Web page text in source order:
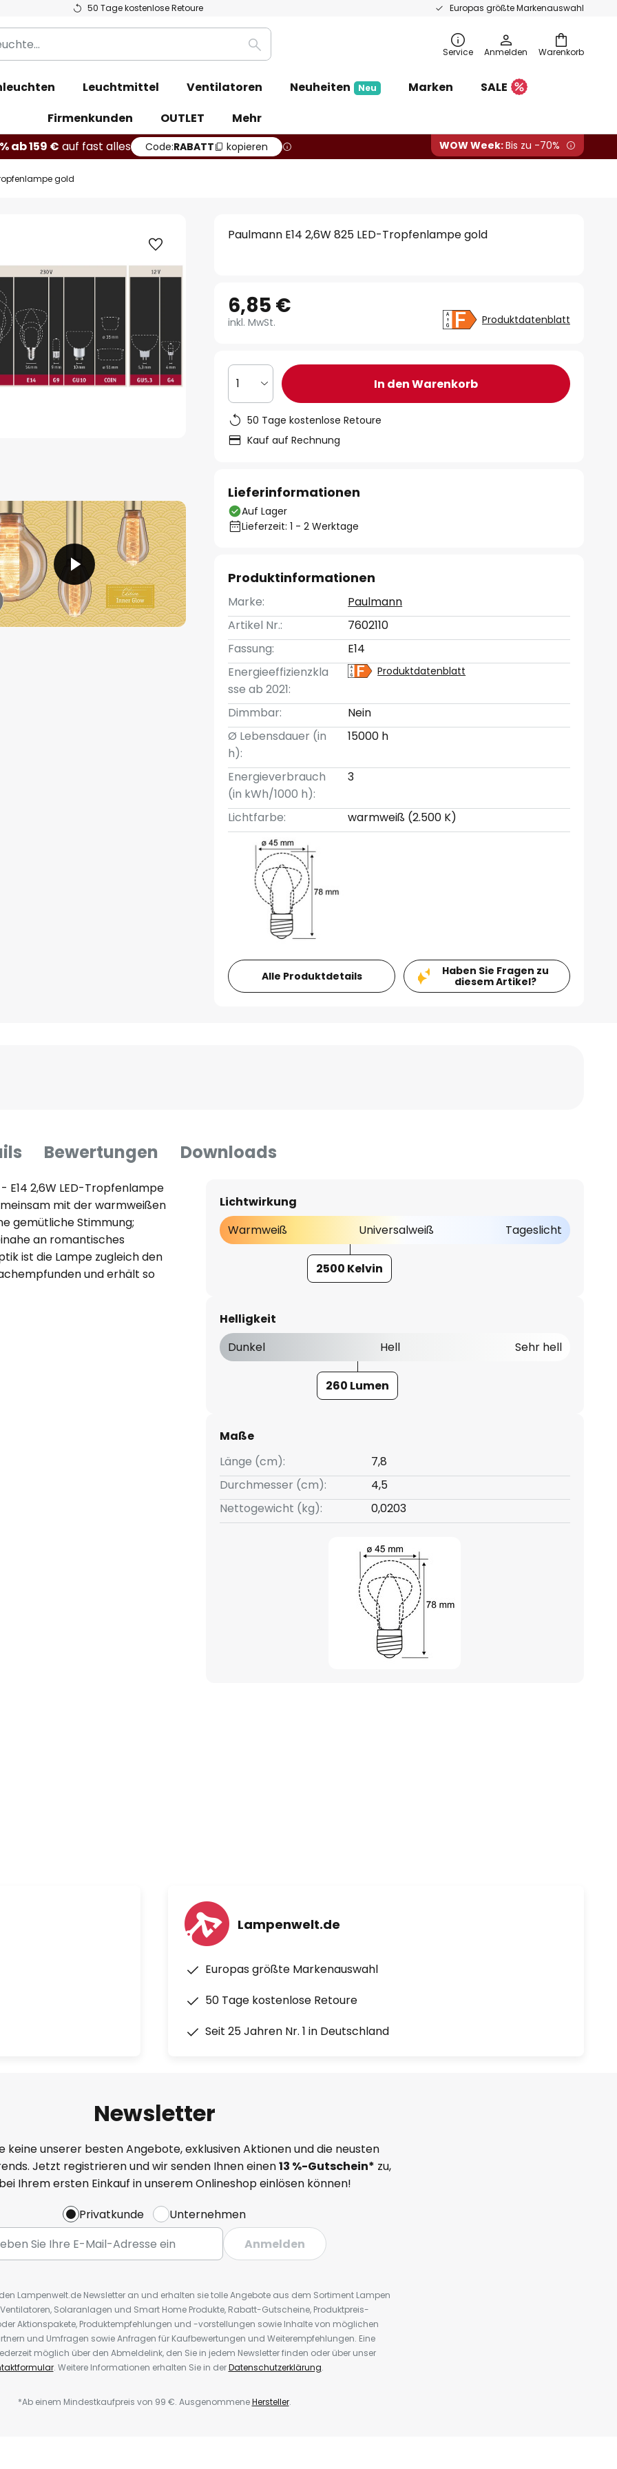
50 Tage kostenlose Retoure Europas größte Markenauswahl
Warenkorb
Suche Service Anmelden
Leuchtmittel Ventilatoren Neuheiten Neu Marken
SALE
Firmenkunden
OUTLET
Mehr
ab 159 € auf fast alles Code:RABATT kopieren WOW Week:Bis zu -70%
gold
Paulmann E14 2,6W 825 LED-Tropfenlampe gold
6,85 €
inkl. MwSt. Produktdatenblatt
1 In den Warenkorb
50 Tage kostenlose Retoure
Kauf auf Rechnung
Lieferinformationen
Auf Lager
Lieferzeit: 1 - 2 Werktage
Produktinformationen
Marke:
Paulmann
Artikel Nr.:
7602110
Fassung:
E14
Energieeffizienzkla
sse ab 2021:
Produktdatenblatt
Dimmbar:
Nein
Ø Lebensdauer (in
h):
15000 h
Energieverbrauch
(in kWh/1000 h):
3
Lichtfarbe: warmweiß (2.500 K)
Alle Produktdetails
Haben Sie Fragen zu
diesem Artikel?
Bewertungen Downloads
E14 2,6W LED-Tropfenlampe
mit der warmweißen
gemütliche Stimmung;
an romantisches
ist die Lampe zugleich den
und erhält so
zur Akzentbeleuchtung und
- effiziente LED-
Lichtwirkung
Warmweiß
Universalweiß Tageslicht
2500 Kelvin
Helligkeit
Dunkel
Hell Sehr hell
260 Lumen
Maße
Länge (cm):
7,8
Durchmesser (cm):
4,5
Nettogewicht (kg):
0,0203
Lampenwelt.de
Europas größte Markenauswahl
50 Tage kostenlose Retoure
Seit 25 Jahren Nr. 1 in Deutschland
Newsletter
keine unserer besten Angebote, exklusiven Aktionen und die neusten
Jetzt registrieren und wir senden Ihnen einen13 %-Gutschein* zu,
Ihrem ersten Einkauf in unserem Onlineshop einlösen können!
Privatkunde
Unternehmen
Anmelden
Lampenwelt.de Newsletter an und erhalten sie tolle Angebote aus dem Sortiment Lampen
Solaranlagen und Smart Home Produkte, Rabatt-Gutscheine, Produktpreis-
Aktionspakete, Produktempfehlungen und -vorstellungen sowie Inhalte von möglichen
und Umfragen sowie Anfragen für Kaufbewertungen und Weiterempfehlungen. Eine
möglich über den Abmeldelink, den Sie in jedem Newsletter finden oder über unser
. Weitere Informationen erhalten Sie in derDatenschutzerklärung.
*Ab einem Mindestkaufpreis von 99 €. AusgenommeneHersteller.